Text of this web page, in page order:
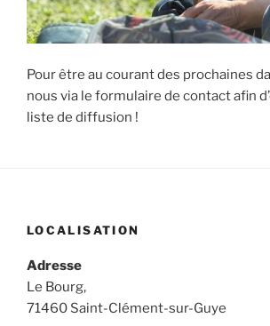
Pour être au courant des prochaines
nous via le formulaire de contact afin
liste de diffusion !
LOCALISATION
Adresse
Le Bourg,
71460 Saint-Clément-sur-Guye